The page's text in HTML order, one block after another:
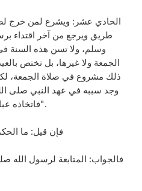
طريق ويرجع من آخر اقتداء
وسلم، ولا تسن هذه السنة
الجمعة ولا غيرها، بل تختص
ذلك مشروع في صلاة الجمعة،
وجد سببه في عهد النبي صلى
فاتخاذه عبادة يكون بدعة من البدع".
فإن قيل: ما
فالجواب: المتابعة لرسول الله